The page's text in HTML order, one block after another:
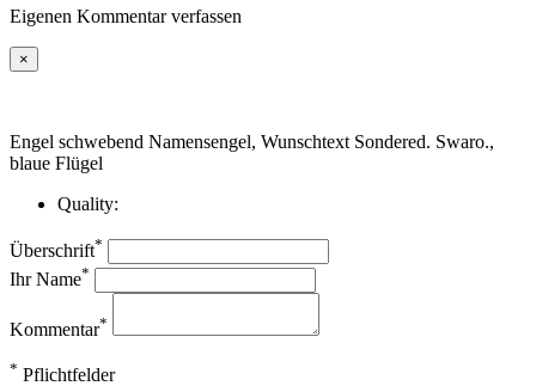
Eigenen Kommentar verfassen
×
Engel schwebend Namensengel, Wunschtext Sondered. Swaro.,
blaue Flügel
Quality:
Überschrift*
Ihr Name*
Kommentar*
* Pflichtfelder